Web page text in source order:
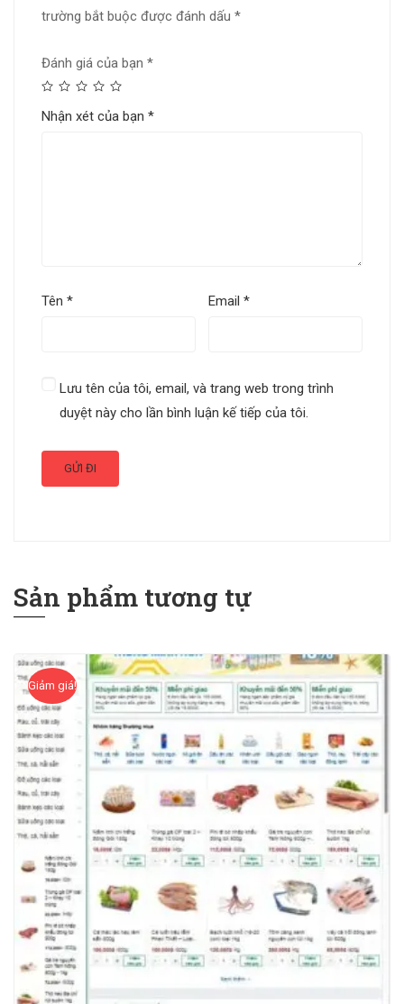
trường bắt buộc được đánh dấu *
Đánh giá của bạn *
Nhận xét của bạn *
Tên * Email*
Lưu tên của tôi, email, và trang web trong trình
duyệt này cho lần bình luận kế tiếp của tôi.
Sản phẩm tương tự
Giảm giá!